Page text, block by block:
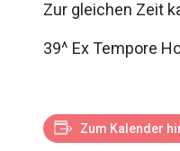
Zur gleichen Zeit
39^ Ex Tempore
Zum Kalender